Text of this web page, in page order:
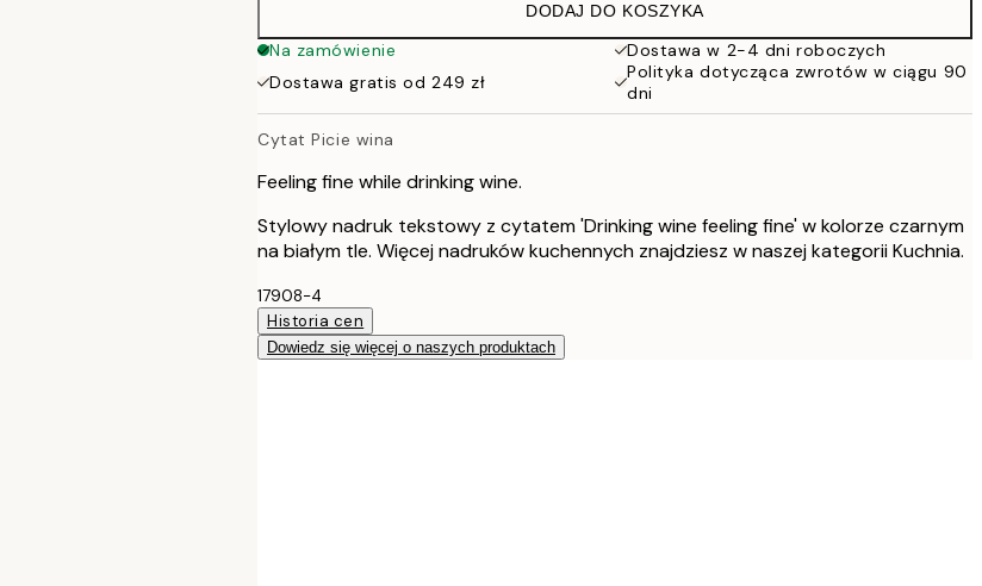
DODAJ DO KOSZYKA
Na zamówienie
Dostawa w 2-4 dni roboczych
Dostawa gratis od 249 zł
Polityka dotycząca zwrotów w ciągu 90
dni
Cytat Picie wina
Feeling fine while drinking wine.
Stylowy nadruk tekstowy z cytatem 'Drinking wine feeling fine' w kolorze czarnym
na białym tle. Więcej nadruków kuchennych znajdziesz w naszej kategorii Kuchnia.
17908-4
Historia cen
Dowiedz się więcej o naszych produktach